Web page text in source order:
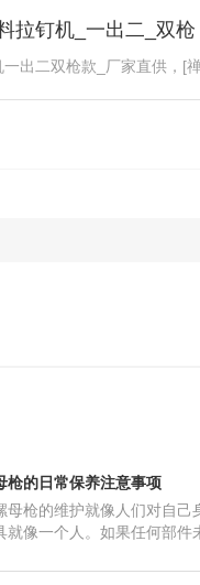
拉钉机_一出二_双枪
一出二双枪款_厂家直供，[
枪的日常保养注意事项
母枪的维护就像人们对自己
就像一个人。如果任何部件
须清洁和